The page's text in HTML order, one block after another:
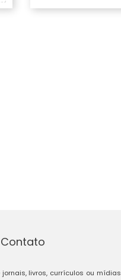
Contato
livros, currículos ou mídias